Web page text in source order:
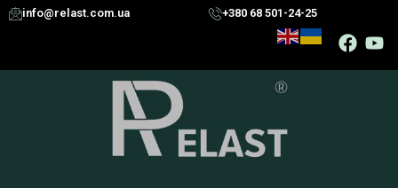
info@relast.com.ua +380 68 501-24-25